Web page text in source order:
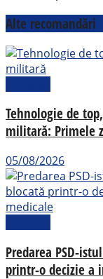
Alte recomandări
Tehnologie de
militară: Primele
05/08/2026
Predarea PSD-
printr-o decizie a